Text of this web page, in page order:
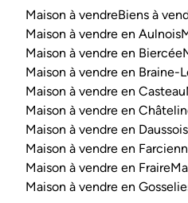
Maison à vendreBiens à
Maison à vendre en Aulnois
Maison à vendre en Biercée
Maison à vendre en Braine-
Maison à vendre en Casteau
Maison à vendre en
Maison à vendre en Daussois
Maison à vendre en
Maison à vendre en Fraire
Maison à vendre en